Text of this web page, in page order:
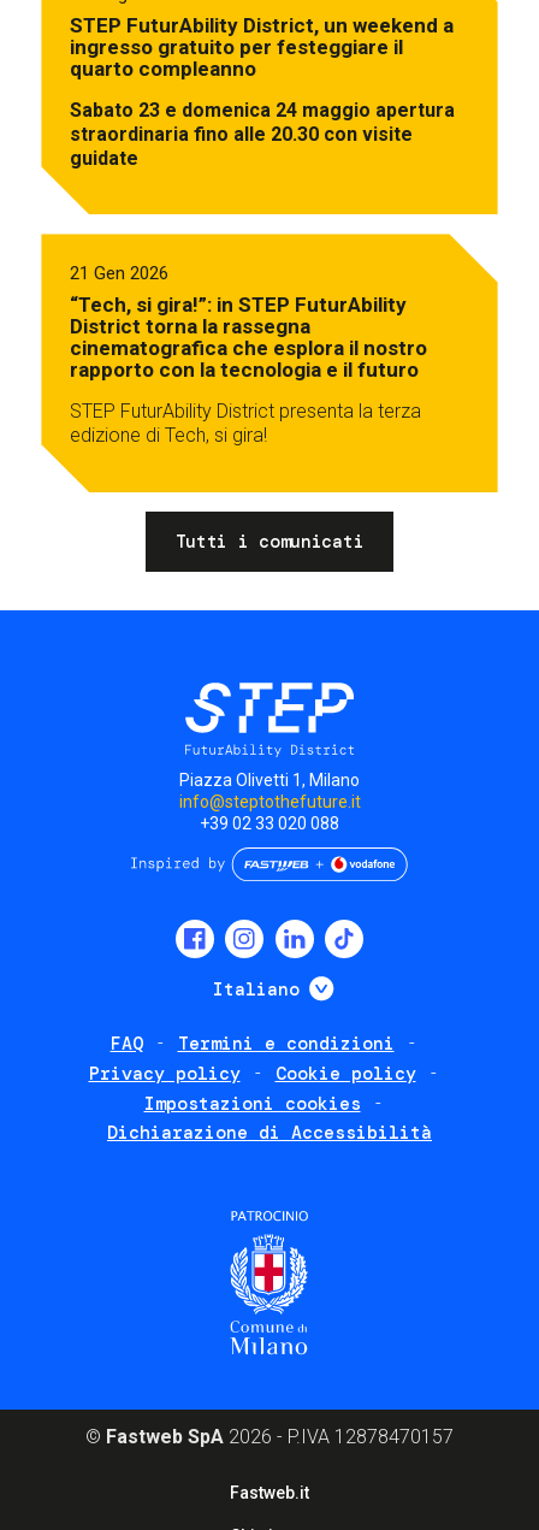
STEP FuturAbility District, un weekend a
ingresso gratuito per festeggiare il
quarto compleanno
Sabato 23 e domenica 24 maggio apertura
straordinaria fino alle 20.30 con visite
guidate
21 Gen 2026
“Tech, si gira!”: in STEP FuturAbility
District torna la rassegna
cinematografica che esplora il nostro
rapporto con la tecnologia e il futuro
STEP FuturAbility District presenta la terza
edizione di Tech, si gira!
Tutti i comunicati
Piazza Olivetti 1, Milano
info@steptothefuture.it
+39 02 33 020 088
Italiano Mostra ulteriori
FAQ
Termini e condizioni
Privacy policy
Cookie policy
Impostazioni cookies
Dichiarazione di Accessibilità
© Fastweb SpA 2026 - P.IVA 12878470157
Fastweb.it